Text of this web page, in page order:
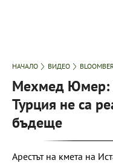
НАЧАЛО ВИДЕО
Мехмед Юмер:
Турция не са
бъдеще
Арестът на кмета на